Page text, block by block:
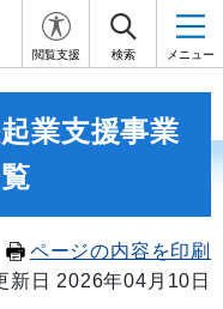
閲覧支援 検索 メニュー
業支援事業
ページの内容を印刷
新日 2026年04月10日